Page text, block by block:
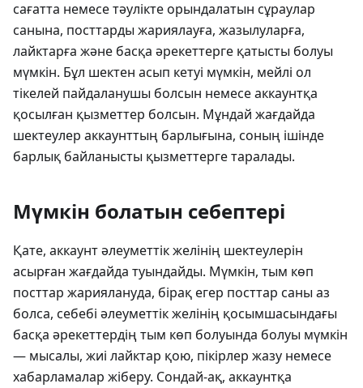
сағатта немесе тәулікте орындалатын сұраулар
санына, посттарды жариялауға, жазылуларға,
лайктарға және басқа әрекеттерге қатысты болуы
мүмкін. Бұл шектен асып кетуі мүмкін, мейлі ол
тікелей пайдаланушы болсын немесе аккаунтқа
қосылған қызметтер болсын. Мұндай жағдайда
шектеулер аккаунттың барлығына, соның ішінде
барлық байланысты қызметтерге таралады.
Мүмкін болатын себептері
Қате, аккаунт әлеуметтік желінің шектеулерін
асырған жағдайда туындайды. Мүмкін, тым көп
посттар жариялануда, бірақ егер посттар саны аз
болса, себебі әлеуметтік желінің қосымшасындағы
басқа әрекеттердің тым көп болуында болуы мүмкін
— мысалы, жиі лайктар қою, пікірлер жазу немесе
хабарламалар жіберу. Сондай-ақ, аккаунтқа